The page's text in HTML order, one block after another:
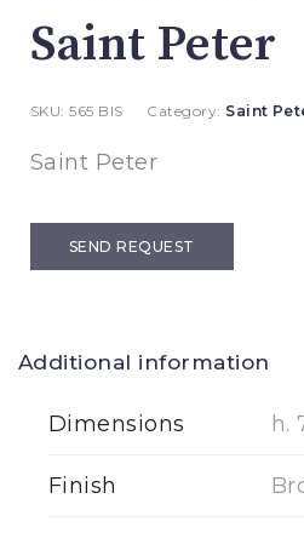
Saint Peter
SKU:565 BIS Category: Saint
Saint Peter
SEND REQUEST
Additional information
Dimensions h.
Finish